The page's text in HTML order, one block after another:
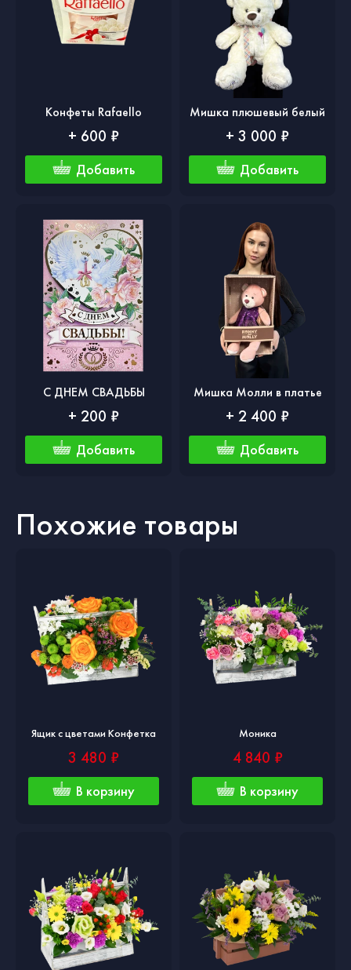
Конфеты Rafaello
+ 600 ₽
Добавить
Мишка плюшевый белый
+ 3 000 ₽
Добавить
С ДНЕМ СВАДЬБЫ
+ 200 ₽
Добавить
Мишка Молли в платье
+ 2 400 ₽
Добавить
Похожие товары
Ящик с цветами Конфетка
3 480 ₽
В корзину
Моника
4 840 ₽
В корзину